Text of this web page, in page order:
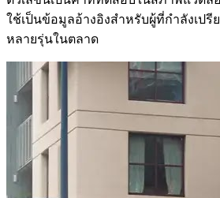
ใช้เป็นข้อมูลอ้างอิงสำหรับผู้ที่กำลังเปรี
หลายรุ่นในตลาด